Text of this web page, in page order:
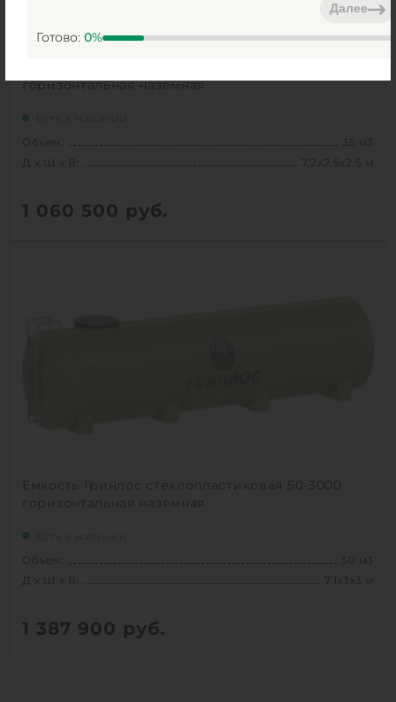
горизонтальная наземная
Есть в наличии
Объем:
35 м3
Д х Ш х В:
7.2х2.5х2.5 м
1 060 500 руб.
Емкость Гринлос стеклопластиковая 50-3000
горизонтальная наземная
Есть в наличии
Объем:
50 м3
Д х Ш х В:
7.1х3х3 м
1 387 900 руб.
Готово: 0%
Далее